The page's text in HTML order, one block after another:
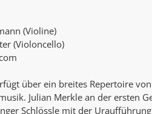
(Violine)
(Violoncello)
über ein breites Repertoire
Julian Merkle an der ersten
Schlössle mit der